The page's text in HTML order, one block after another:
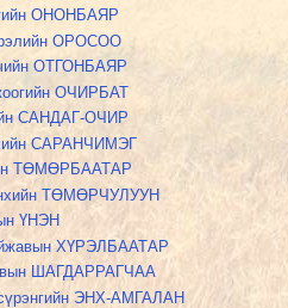
ОНОНБАЯР
ОРОСОО
ОТГОНБАЯР
ОЧИРБАТ
САНДАГ-ОЧИР
САРАНЧИМЭГ
ТӨМӨРБААТАР
ТӨМӨРЧУЛУУН
ҮНЭН
ХҮРЭЛБААТАР
ШАГДАРРАГЧАА
ЭНХ-АМГАЛАН